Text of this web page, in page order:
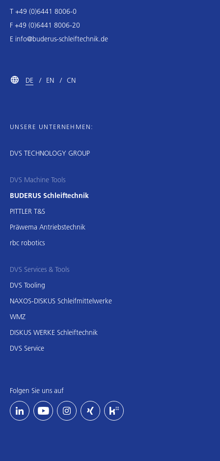
T +49 (0)6441 8006-0
F +49 (0)6441 8006-20
E info@buderus-schleiftechnik.de
DE EN CN
UNSERE UNTERNEHMEN:
DVS TECHNOLOGY GROUP
DVS Machine Tools
BUDERUS Schleiftechnik
PITTLER T&S
Präwema Antriebstechnik
rbc robotics
DVS Services & Tools
DVS Tooling
NAXOS-DISKUS Schleifmittelwerke
WMZ
DISKUS WERKE Schleiftechnik
DVS Service
Folgen Sie uns auf